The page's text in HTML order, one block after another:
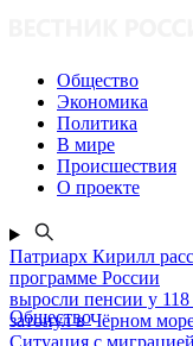
Общество
Экономика
Политика
В мире
Происшествия
О проекте
Патриарх Кирилл
программе России
выросли пенсии у 118
затонул в Чёрном
Ситуация с
Общество